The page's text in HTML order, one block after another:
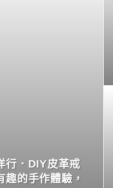
行．DIY皮革戒
的手作體驗，